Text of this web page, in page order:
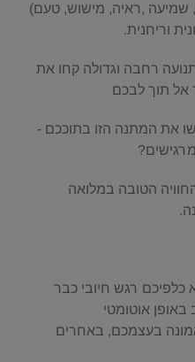
שמיעה ,ראיה, מישוש, טעם)
וריחנית.
רחבה וגדולה קחו את
אל תוך לבכם
את המתנה הזו בתוככם -
הטובה במלואה
כלפיכם רגש חיובי כבר
אוטומטי
בעצמכם, באחרים